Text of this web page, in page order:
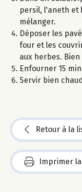
persil, l'aneth et
mélanger.
Déposer les
four et les
aux herbes.
Enfourner 15
Servir bien
Retour à la
Imprimer